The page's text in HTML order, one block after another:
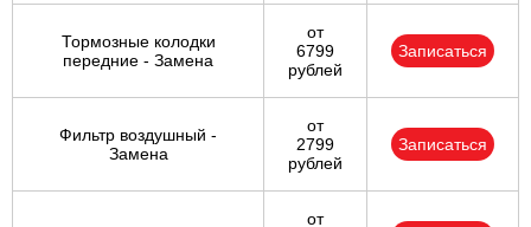
Тормозные колодки
передние - Замена
от
6799
рублей
Записаться
Фильтр воздушный -
Замена
от
2799
рублей
Записаться
от